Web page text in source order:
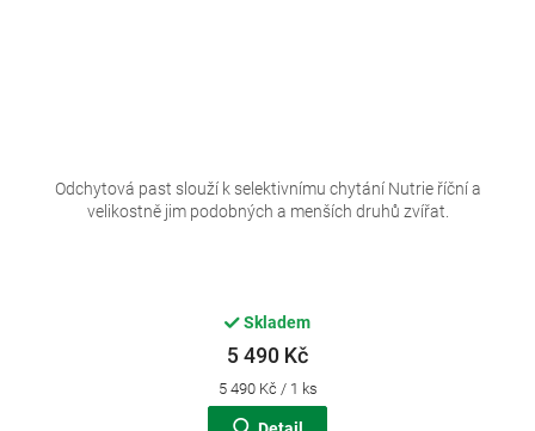
Skladem
5 490 Kč
Měrná
cena:
5 490 Kč / 1 ks
Odchytová past slouží k selektivnímu chytání Nutrie říční a
velikostně jim podobných a menších druhů zvířat.